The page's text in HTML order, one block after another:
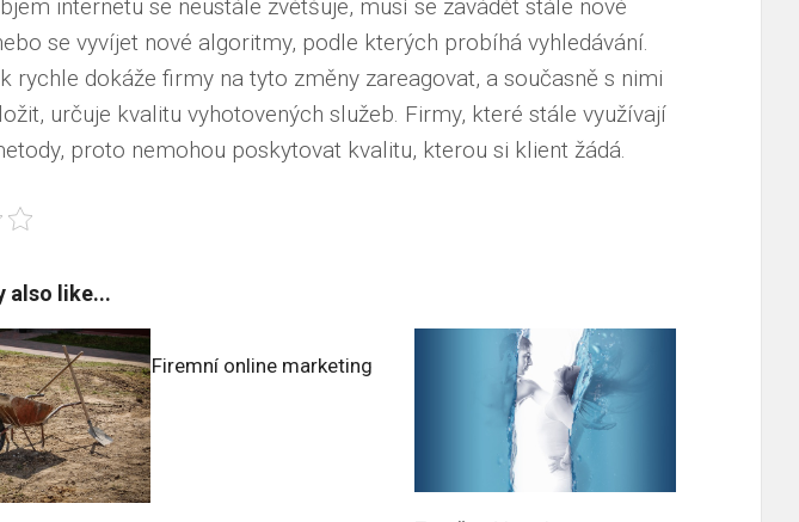
internetu se neustále zvětšuje, musí se zavádět stále nové
se vyvíjet nové algoritmy, podle kterých probíhá vyhledávání.
rychle dokáže firmy na tyto změny zareagovat, a současně s nimi
určuje kvalitu vyhotovených služeb. Firmy, které stále využívají
proto nemohou poskytovat kvalitu, kterou si klient žádá.
also like...
Firemní online marketing